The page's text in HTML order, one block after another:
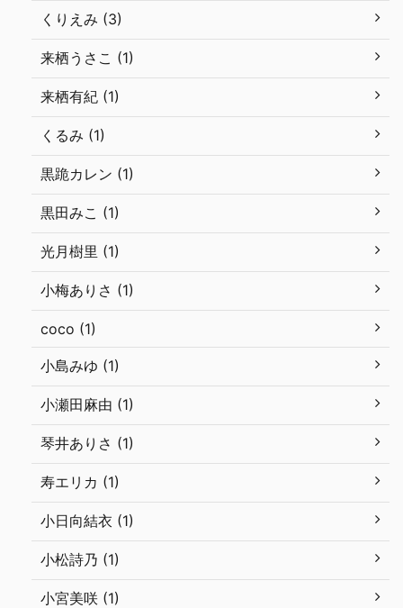
くりえみ (3)
来栖うさこ (1)
来栖有紀 (1)
くるみ (1)
黒跪カレン (1)
黒田みこ (1)
光月樹里 (1)
小梅ありさ (1)
coco (1)
小島みゆ (1)
小瀬田麻由 (1)
琴井ありさ (1)
寿エリカ (1)
小日向結衣 (1)
小松詩乃 (1)
小宮美咲 (1)